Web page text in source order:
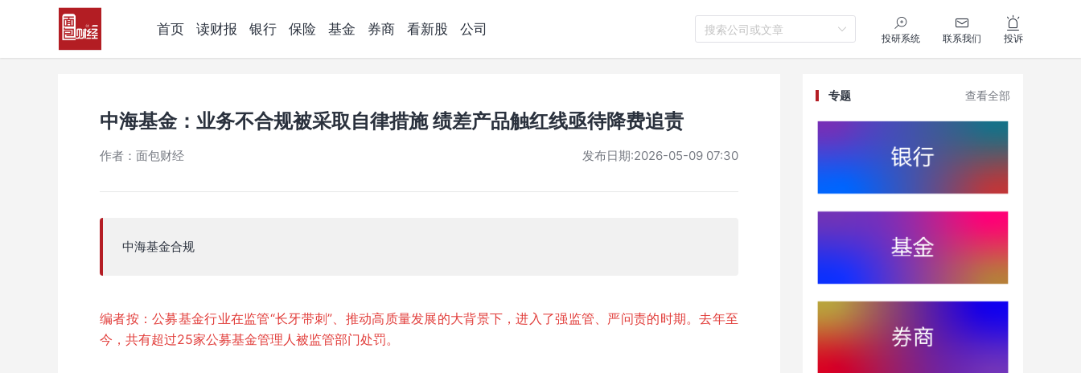
首页 读财报 银行 保险 基金 券商 看新股 公司 搜索公司或文章
投研系统 联系我们 投诉
中海基金：业务不合规被采取自律措施 绩差产品触红线亟待降费追责
作者：面包财经 发布日期:2026-05-09 07:30
中海基金合规
编者按：公募基金行业在监管“长牙带刺”、推动高质量发展的大背景下，进入了强监管、严问责的时期。去年至
今，共有超过25家公募基金管理人被监管部门处罚。
专题 查看全部